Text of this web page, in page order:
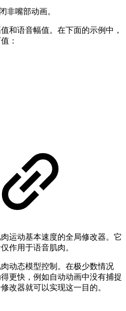
非嘴部动画。
和语音幅值。在下面的示例中，
：
运动基本速度的全局修改器。它
作用于语音肌肉。
动态模型控制。在极少数情况
更快，例如自动动画中没有捕捉
改器就可以实现这一目的。